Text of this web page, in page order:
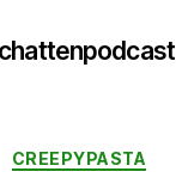
Kategorien
CREEPYPASTA